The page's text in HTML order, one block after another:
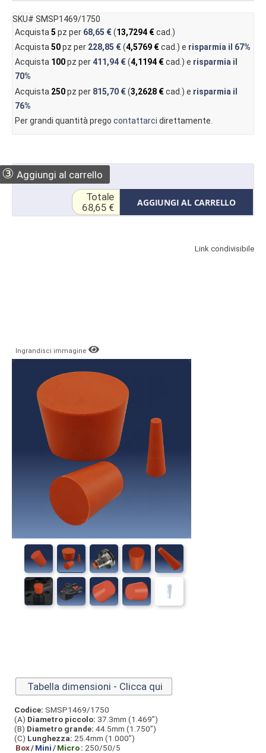
SKU# SMSP1469/1750
Acquista 5 pz per 68,65 €(13,7294 €cad.)
Acquista 50pz per 228,85 €(4,5769 €cad.) e risparmia il 67%
Acquista 100pz per411,94 €(4,1194 €cad.) e risparmia il
70%
Acquista 250pz per 815,70 €(3,2628 €cad.) e risparmia il
76%
Per grandi quantità prego contattarci direttamente.
③ Aggiungi al carrello
AGGIUNGI AL CARRELLO
Totale
68,65 €
Link condivisibile
Ingrandisci immagine
Tabella dimensioni - Clicca qui
Codice: SMSP1469/1750
(A) Diametro piccolo: 37.3mm (1.469”)
(B) Diametro grande: 44.5mm (1.750”)
(C) Lunghezza: 25.4mm (1.000”)
Box/Mini/Micro: 250/50/5